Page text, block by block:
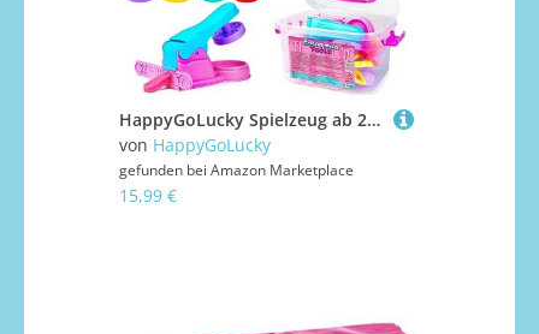
HappyGoLucky Spielzeug ab 2 3 4 5 6 Jahre Mädchen, Knete Zubehör Geschenk Mädchen 2 3 4 5 6 7 8 9 10 Jahre Spiele ab 3 4 5 Jahren Knete ab 2 3 Jahre Knetwerkzeug Kinderwerkzeug Knete Set
von HappyGoLucky
gefunden bei Amazon Marketplace
15,99 €